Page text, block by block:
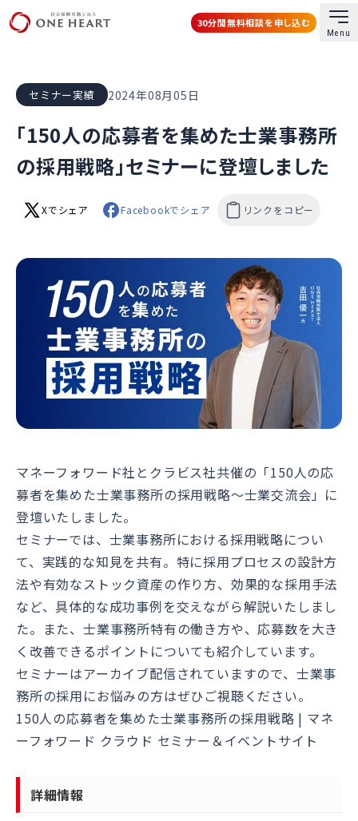
30分間無料相談を申し込む
Menu
セミナー実績 2024年08月05日
「150人の応募者を集めた士業事務所
の採用戦略」セミナーに登壇しました
Xでシェア Facebookでシェア リンクをコピー
マネーフォワード社とクラビス社共催の「150人の応
募者を集めた士業事務所の採用戦略～士業交流会」に
登壇いたしました。
セミナーでは、士業事務所における採用戦略につい
て、実践的な知見を共有。特に採用プロセスの設計方
法や有効なストック資産の作り方、効果的な採用手法
など、具体的な成功事例を交えながら解説いたしまし
た。また、士業事務所特有の働き方や、応募数を大き
く改善できるポイントについても紹介しています。
セミナーはアーカイブ配信されていますので、士業事
務所の採用にお悩みの方はぜひご視聴ください。
150人の応募者を集めた士業事務所の採用戦略 | マネ
ーフォワード クラウド セミナー＆イベントサイト
詳細情報